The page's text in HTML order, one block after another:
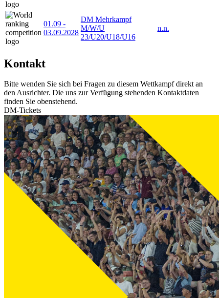
01.09 -
03.09.2028
DM Mehrkampf
M/W/U
23/U20/U18/U16
n.n.
Kontakt
Bitte wenden Sie sich bei Fragen zu diesem Wettkampf direkt an
den Ausrichter. Die uns zur Verfügung stehenden Kontaktdaten
finden Sie obenstehend.
DM-Tickets